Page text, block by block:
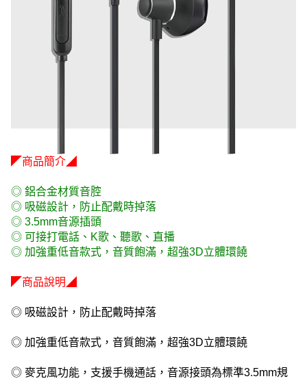
◤商品簡介◢
◎ 鋁合金材質音腔
◎ 吸磁設計，防止配戴時掉落
◎ 3.5mm音源插頭
◎ 可接打電話、K歌、聽歌、直播
◎ 加強重低音款式，音質飽滿，超強3D立體環饒
◤商品說明◢
◎ 吸磁設計，防止配戴時掉落
◎ 加強重低音款式，音質飽滿，超強3D立體環饒
◎ 麥克風功能，支援手機通話，音源接頭為標準3.5mm規